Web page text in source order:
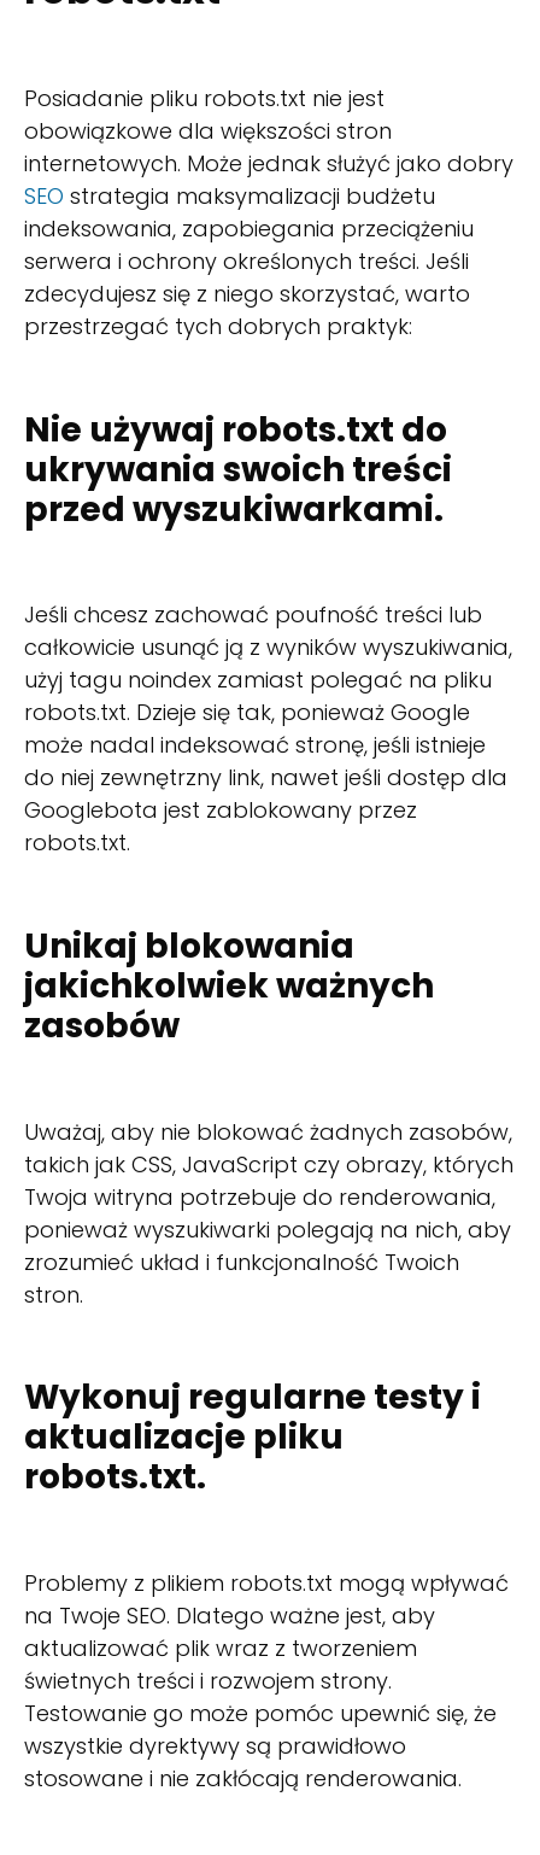
Posiadanie pliku robots.txt nie jest
obowiązkowe dla większości stron
internetowych. Może jednak służyć jako dobry
SEO strategia maksymalizacji budżetu
indeksowania, zapobiegania przeciążeniu
serwera i ochrony określonych treści. Jeśli
zdecydujesz się z niego skorzystać, warto
przestrzegać tych dobrych praktyk:
Nie używaj robots.txt do
ukrywania swoich treści
przed wyszukiwarkami.
Jeśli chcesz zachować poufność treści lub
całkowicie usunąć ją z wyników wyszukiwania,
użyj tagu noindex zamiast polegać na pliku
robots.txt. Dzieje się tak, ponieważ Google
może nadal indeksować stronę, jeśli istnieje
do niej zewnętrzny link, nawet jeśli dostęp dla
Googlebota jest zablokowany przez
robots.txt.
Unikaj blokowania
jakichkolwiek ważnych
zasobów
Uważaj, aby nie blokować żadnych zasobów,
takich jak CSS, JavaScript czy obrazy, których
Twoja witryna potrzebuje do renderowania,
ponieważ wyszukiwarki polegają na nich, aby
zrozumieć układ i funkcjonalność Twoich
stron.
Wykonuj regularne testy i
aktualizacje pliku
robots.txt.
Problemy z plikiem robots.txt mogą wpływać
na Twoje SEO. Dlatego ważne jest, aby
aktualizować plik wraz z tworzeniem
świetnych treści i rozwojem strony.
Testowanie go może pomóc upewnić się, że
wszystkie dyrektywy są prawidłowo
stosowane i nie zakłócają renderowania.